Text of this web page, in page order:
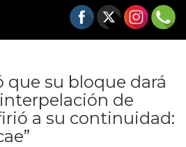
que su bloque dará
de
a su continuidad: